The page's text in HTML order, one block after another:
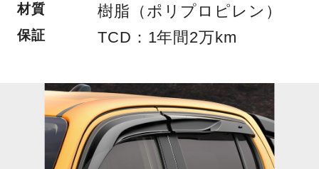
材質 樹脂（ポリプロピレン）
保証 TCD：1年間2万km